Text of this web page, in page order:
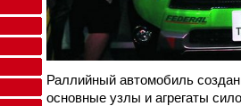
Раллийный автомобиль
основные узлы и агрегаты